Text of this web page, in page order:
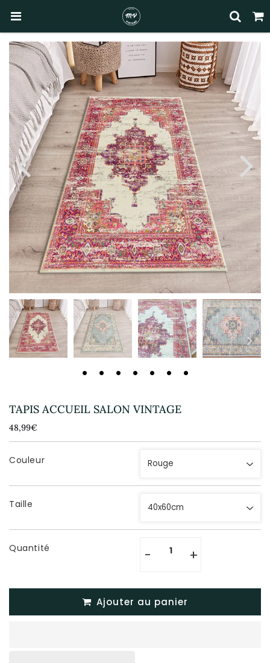
TAPIS ACCUEIL SALON VINTAGE
48,99€
Unit
price
Couleur
Taille
Quantité - +
Ajouter au panier